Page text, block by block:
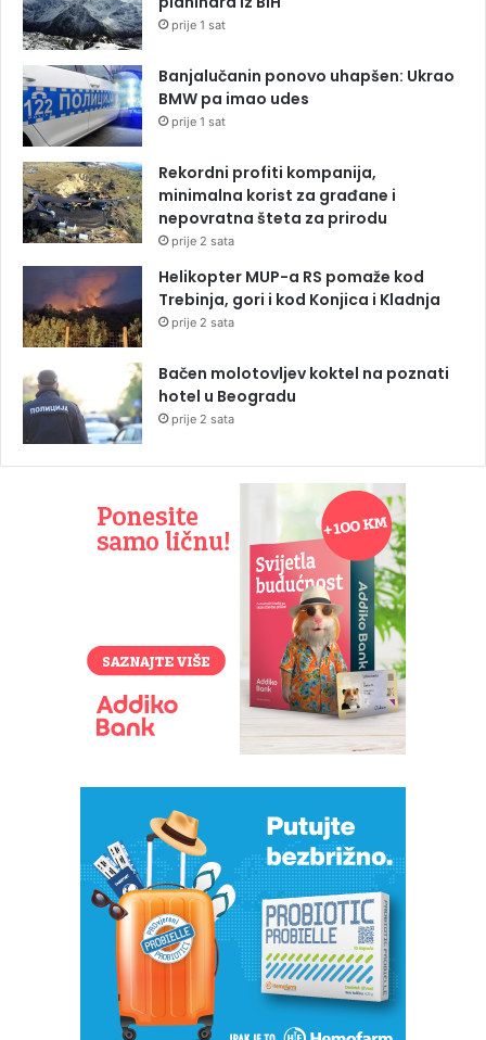
prije 1 sat
Banjalučanin ponovo uhapšen: Ukrao
BMW pa imao udes
prije 1 sat
Rekordni profiti kompanija,
minimalna korist za građane i
nepovratna šteta za prirodu
prije 2 sata
Helikopter MUP-a RS pomaže kod
Trebinja, gori i kod Konjica i Kladnja
prije 2 sata
Bačen molotovljev koktel na poznati
hotel u Beogradu
prije 2 sata